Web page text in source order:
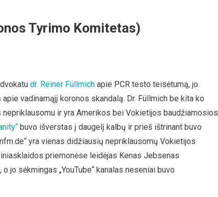
Tyrimo Komitetas)
dr. Reiner Füllmich apie PCR testo teisėtumą, jo
vadinamąjį koronos skandalą. Dr. Füllmich be kita ko
ir yra Amerikos bei Vokietijos baudžiamosios
buvo išverstas į daugelį kalbų ir prieš ištrinant buvo
yra vienas didžiausių nepriklausomų Vokietijos
priemonėse leidėjas Kenas Jebsenas
sėkmingas „YouTube“ kanalas neseniai buvo